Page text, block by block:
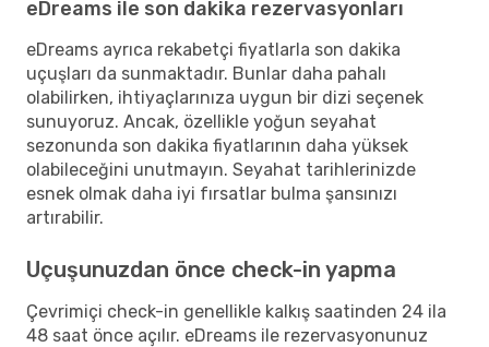
eDreams ile son dakika rezervasyonları
eDreams ayrıca rekabetçi fiyatlarla son dakika
uçuşları da sunmaktadır. Bunlar daha pahalı
olabilirken, ihtiyaçlarınıza uygun bir dizi seçenek
sunuyoruz. Ancak, özellikle yoğun seyahat
sezonunda son dakika fiyatlarının daha yüksek
olabileceğini unutmayın. Seyahat tarihlerinizde
esnek olmak daha iyi fırsatlar bulma şansınızı
artırabilir.
Uçuşunuzdan önce check-in yapma
Çevrimiçi check-in genellikle kalkış saatinden 24 ila
48 saat önce açılır. eDreams ile rezervasyonunuz